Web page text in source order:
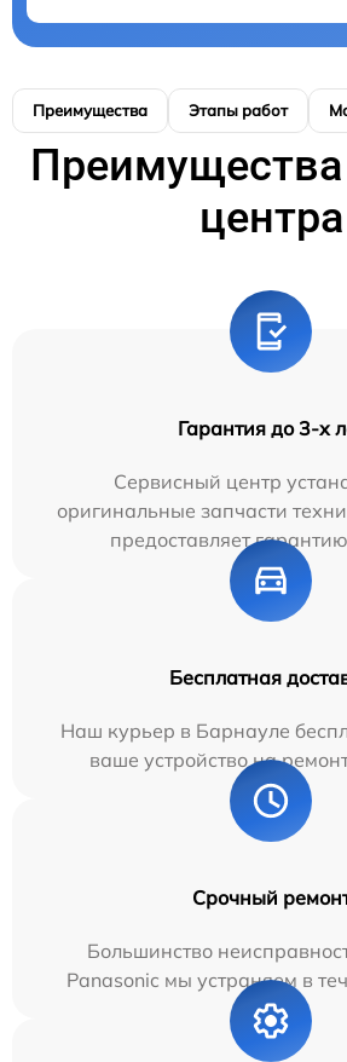
Преимущества Этапы работ
Преимущества
центра
Гарантия до 3-х
Сервисный центр
оригинальные запчасти
предоставляет
Бесплатная
Наш курьер в Барнауле
ваше устройство на
Срочный
Большинство
Panasonic мы устраняем в